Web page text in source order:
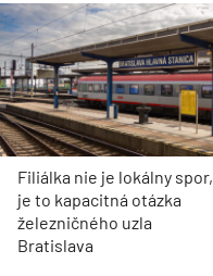
Filiálka nie je lokálny spor,
je to kapacitná otázka
železničného uzla
Bratislava